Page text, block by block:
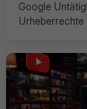
Google
Urheberrechte